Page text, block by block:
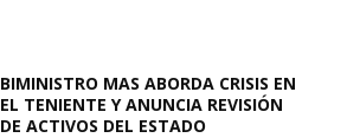
BIMINISTRO MAS ABORDA CRISIS EN
EL TENIENTE Y ANUNCIA REVISIÓN
DE ACTIVOS DEL ESTADO